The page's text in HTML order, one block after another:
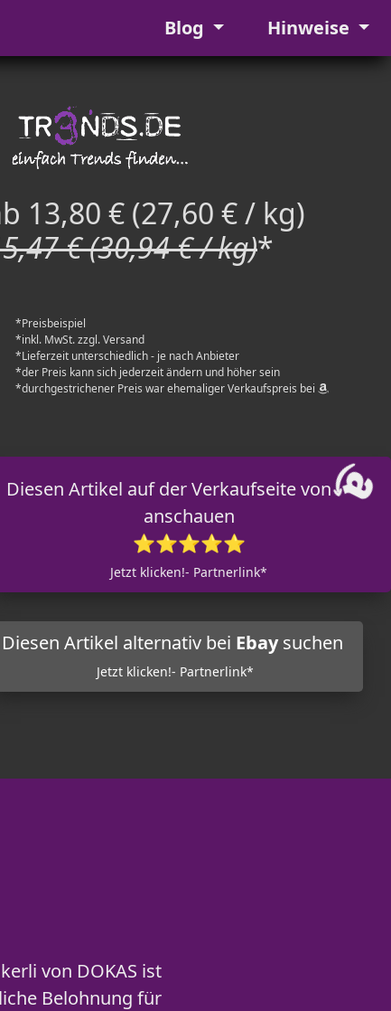
Blog Hinweise
13,80 € (27,60 € / kg)
€ (30,94 € / kg)*
*Preisbeispiel
*inkl. MwSt. zzgl. Versand
*Lieferzeit unterschiedlich - je nach Anbieter
*der Preis kann sich jederzeit ändern und höher sein
*durchgestrichener Preis war ehemaliger Verkaufspreis bei
Diesen Artikel auf der Verkaufseite von
anschauen
⭐⭐⭐⭐⭐
Jetzt klicken!- Partnerlink*
Diesen Artikel alternativ bei Ebaysuchen
Jetzt klicken!- Partnerlink*
von DOKAS ist
Belohnung für